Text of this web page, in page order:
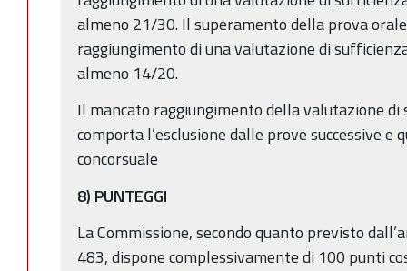
almeno 21/30. Il superamento della prova
raggiungimento di una valutazione di
almeno 14/20.
Il mancato raggiungimento della valutazione
comporta l’esclusione dalle prove successive e
concorsuale
8) PUNTEGGI
La Commissione, secondo quanto previsto
483, dispone complessivamente di 100 punti